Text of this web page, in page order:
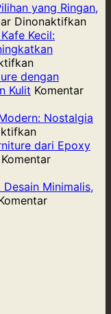
yang Ringan,
Dinonaktifkanpada
dan
Kecil:
pada
Proyek
Custom
untuk
Kafe
Kecil:
Menciptakan
dan
Meningkatkan
dengan
Kulit Komentar
Nostalgia
pada
Custom
Furniture
Century
Modern:
dari Epoxy
Komentar
Minimalis,